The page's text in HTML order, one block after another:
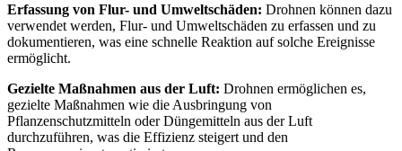
Erfassung von Flur- und Umweltschäden: Drohnen können dazu
verwendet werden, Flur- und Umweltschäden zu erfassen und zu
dokumentieren, was eine schnelle Reaktion auf solche Ereignisse
ermöglicht.
Gezielte Maßnahmen aus der Luft: Drohnen ermöglichen es,
gezielte Maßnahmen wie die Ausbringung von
Pflanzenschutzmitteln oder Düngemitteln aus der Luft
durchzuführen, was die Effizienz steigert und den